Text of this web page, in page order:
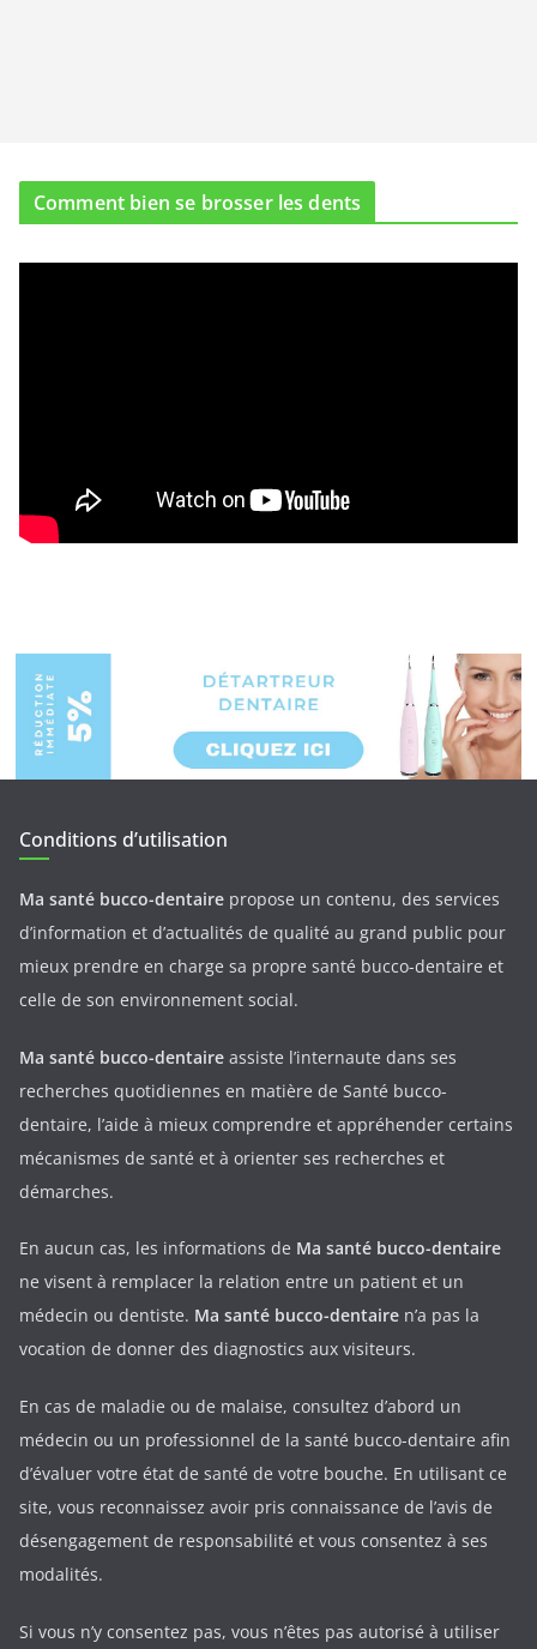
Comment bien se brosser les dents
Conditions d’utilisation
Ma santé bucco-dentaire propose un contenu, des services
d’information et d’actualités de qualité au grand public pour
mieux prendre en charge sa propre santé bucco-dentaire et
celle de son environnement social.
Ma santé bucco-dentaire assiste l’internaute dans ses
recherches quotidiennes en matière de Santé bucco-
dentaire, l’aide à mieux comprendre et appréhender certains
mécanismes de santé et à orienter ses recherches et
démarches.
En aucun cas, les informations de Ma santé bucco-dentaire
ne visent à remplacer la relation entre un patient et un
médecin ou dentiste. Ma santé bucco-dentaire n’a pas la
vocation de donner des diagnostics aux visiteurs.
En cas de maladie ou de malaise, consultez d’abord un
médecin ou un professionnel de la santé bucco-dentaire afin
d’évaluer votre état de santé de votre bouche. En utilisant ce
site, vous reconnaissez avoir pris connaissance de l’avis de
désengagement de responsabilité et vous consentez à ses
modalités.
Si vous n’y consentez pas, vous n’êtes pas autorisé à utiliser